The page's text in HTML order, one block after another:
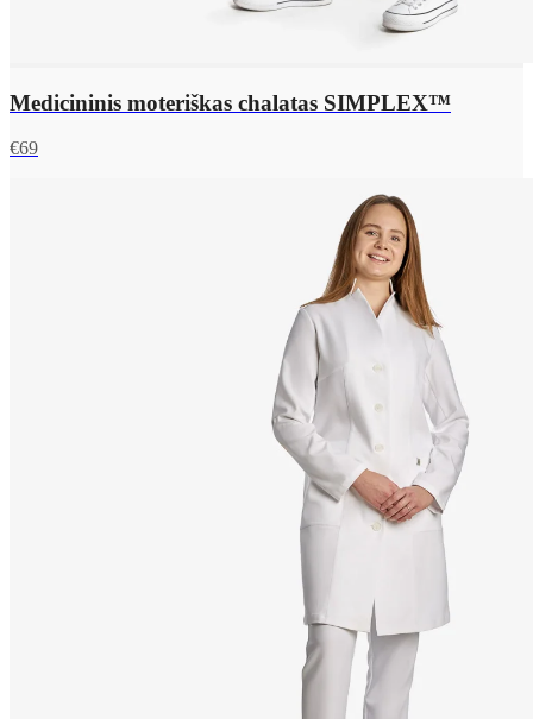
Medicininis moteriškas chalatas SIMPLEX™
€69